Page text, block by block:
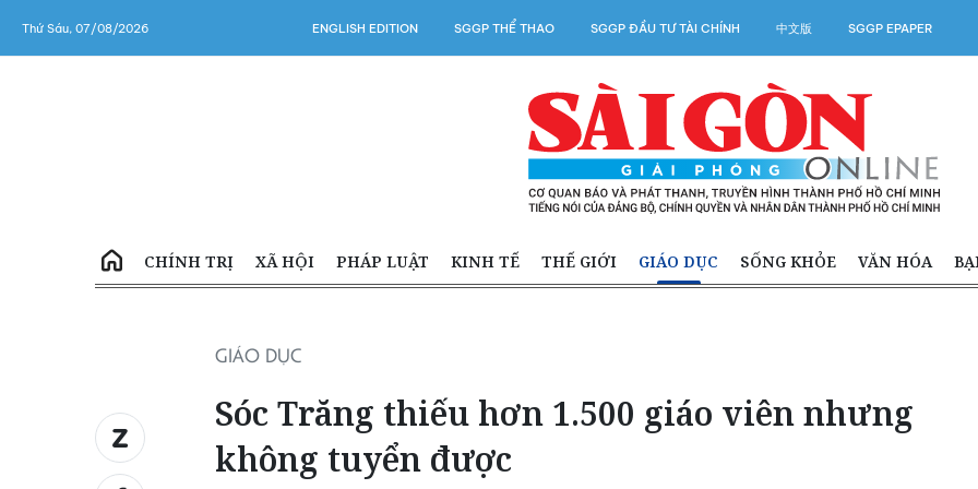
Thứ Sáu, 07/08/2026 ENGLISH EDITION SGGP THỂ THAO SGGP ĐẦU TƯ TÀI CHÍNH 中文版 SGGP EPAPER
CHÍNH TRỊ XÃ HỘI PHÁP LUẬT KINH TẾ THẾ GIỚI GIÁO DỤC SỐNG KHỎE VĂN HÓA
GIÁO DỤC
Sóc Trăng thiếu hơn 1.500 giáo viên nhưng
không tuyển được